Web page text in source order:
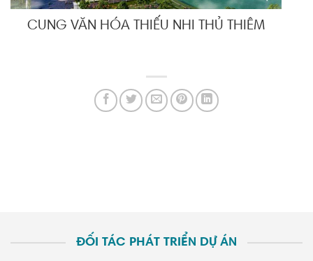
CUNG VĂN HÓA THIẾU NHI THỦ THIÊM
ĐỐI TÁC PHÁT TRIỂN DỰ ÁN